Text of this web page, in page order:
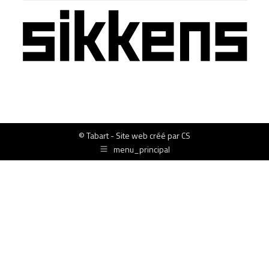
© Tabart - Site web créé parCS
menu_principal